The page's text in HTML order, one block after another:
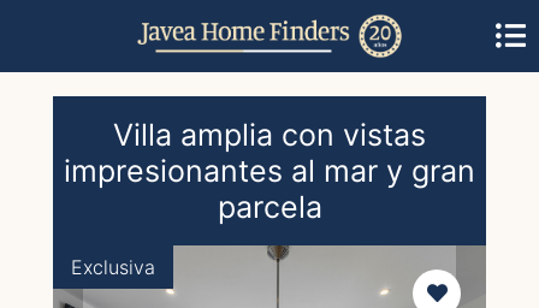
Villa amplia con vistas
impresionantes al mar y gran
parcela
Exclusiva